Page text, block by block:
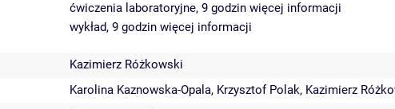
ćwiczenia laboratoryjne, 9 godzin więcej informacji
wykład, 9 godzin więcej informacji
Kazimierz Różkowski
Karolina Kaznowska-Opala, Krzysztof Polak, Kazimierz